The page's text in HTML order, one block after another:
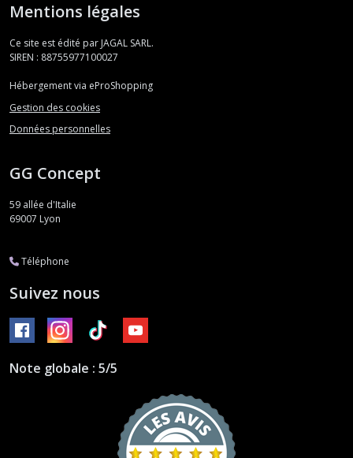
Mentions légales
Ce site est édité par JAGAL SARL.
SIREN : 88755977100027
Hébergement via eProShopping
Gestion des cookies
Données personnelles
GG Concept
59 allée d'Italie
69007 Lyon
Téléphone
Suivez nous
Note globale : 5/5